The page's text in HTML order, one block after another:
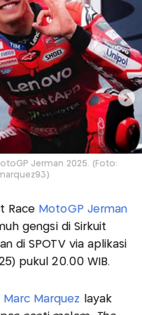
Jerman 2025. (Foto:
Race MotoGP Jerman
gengsi di Sirkuit
di SPOTV via aplikasi
pukul 20.00 WIB.
Marc Marquez
layak